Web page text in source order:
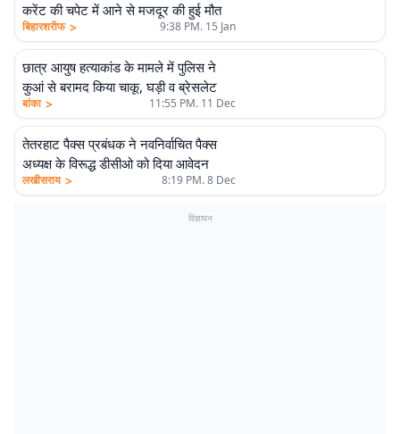
करेंट की चपेट में आने से मजदूर की हुई मौत
बिहारशरीफ > 9:38 PM. 15 Jan
छात्र आयुष हत्याकांड के मामले में पुलिस ने
कुआं से बरामद किया चाकू, घड़ी व ब्रेसलेट
बांका > 11:55 PM. 11 Dec
तेतरहाट पैक्स प्रबंधक ने नवनिर्वाचित पैक्स
अध्यक्ष के विरूद्ध डीसीओ को दिया आवेदन
लखीसराय > 8:19 PM. 8 Dec
विज्ञापन